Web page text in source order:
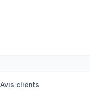
Avis clients